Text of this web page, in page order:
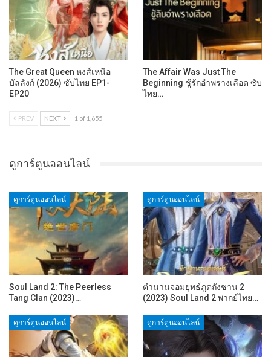
The Great Queen หงส์เหนือ
บัลลังก์ (2026) ซับไทย EP1-
EP20
The Affair Was Just The
Beginning ชู้รักอำพรางเลือด ซับ
ไทย…
PREV NEXT 1 of 1,655
ดูการ์ตูนออนไลน์
ดูการ์ตูนออนไลน์
Soul Land 2: The Peerless
Tang Clan (2023)…
ดูการ์ตูนออนไลน์
ตำนานจอมยุทธ์ภูตถังซาน 2
(2023) Soul Land 2 พากย์ไทย…
ดูการ์ตูนออนไลน์ ดูการ์ตูนออนไลน์